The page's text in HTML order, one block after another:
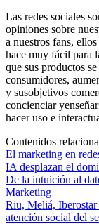
Las redes sociales
opiniones sobre
a nuestros fans,
hace muy fácil para
que sus productos
consumidores,
y susobjetivos
concienciar
hacer uso e
Contenidos
El marketing en
IA desplazan el
De la intuición al
Marketing
Riu, Meliá,
atención social del